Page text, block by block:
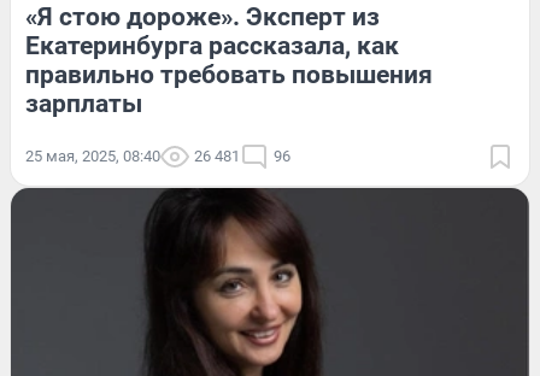
«Я стою дороже». Эксперт из
Екатеринбурга рассказала, как
правильно требовать повышения
зарплаты
25 мая, 2025, 08:40 26 481 96